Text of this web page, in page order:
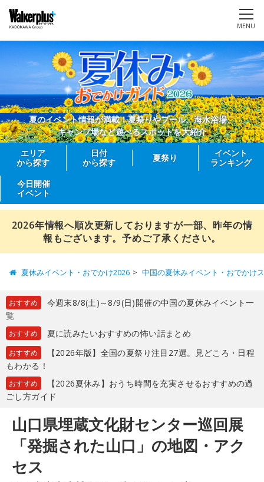
MENU
夏のイベント情報が満載！夏祭りやプール、海水浴場、
キャンプ場など遊べるスポットを大紹介
エリア
から探す
日付
から探す
夏祭り
イベント
ランキング
今日開催
イベント
2026年情報へ順次更新しておりますが一部、昨年の情
報もございます。予めご了承ください。
夏休みイベント・おでかけ2026 中国の夏休みイベント・おでかけ
おすすめ
今週末8/8(土)～8/9(日)開催の中国の夏休みイベント一
覧
おすすめ 夏に読みたいおすすめの怖い話まとめ
おすすめ
【2026年版】全国の夏祭り注目27選。見どころ・日程
もわかる！
おすすめ
【2026夏休み】おうち時間を充実させるおすすめの過
ごし方ガイド
山口県埋蔵文化財センター巡回展
「発掘された山口」の地図・アク
セス